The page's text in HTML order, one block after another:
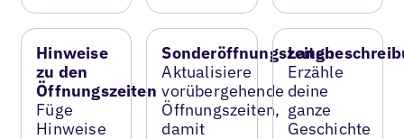
Hinweise
zu den
Öffnungszeiten
Füge
Hinweise
Sonderöffnungszeiten
Aktualisiere
vorübergehende
Öffnungszeiten,
damit
Erzähle
deine
ganze
Geschichte